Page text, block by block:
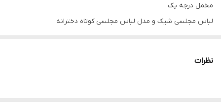
مخمل درجه یک
لباس مجلسی شیک و مدل لباس مجلسی کوتاه دخترانه
تنخور فوق العاده شیک
نظرات